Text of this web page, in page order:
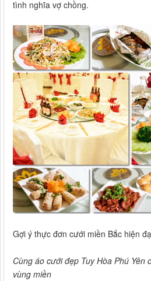
tình nghĩa vợ chồng.
Gợi ý thực đơn cưới miền Bắc hiện
Cùng áo cưới đẹp Tuy Hòa Phú Yên
vùng miền